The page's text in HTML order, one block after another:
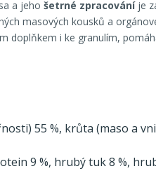
a jeho šetrné zpracování je
masových kousků a
doplňkem i ke granulím,
55 %, krůta (maso a
9 %, hrubý tuk 8 %,